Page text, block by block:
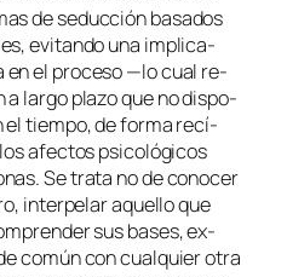
de se­duc­ción ba­sa­dos
evi­tan­do una im­pli­ca­
en el pro­ce­so —lo cual re­
a lar­go pla­zo que no dis­po­
el tiem­po, de for­ma re­cí­
afec­tos psi­co­ló­gi­cos
Se tra­ta no de co­no­cer
in­ter­pe­lar aque­llo que
sus ba­ses, ex­
co­mún con cual­quier otra